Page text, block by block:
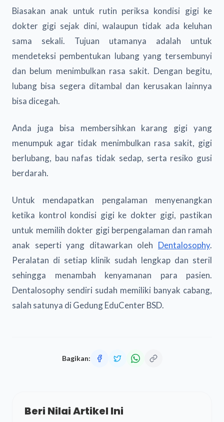
Biasakan anak untuk rutin periksa kondisi gigi ke
dokter gigi sejak dini, walaupun tidak ada keluhan
sama sekali. Tujuan utamanya adalah untuk
mendeteksi pembentukan lubang yang tersembunyi
dan belum menimbulkan rasa sakit. Dengan begitu,
lubang bisa segera ditambal dan kerusakan lainnya
bisa dicegah.
Anda juga bisa membersihkan karang gigi yang
menumpuk agar tidak menimbulkan rasa sakit, gigi
berlubang, bau nafas tidak sedap, serta resiko gusi
berdarah.
Untuk mendapatkan pengalaman menyenangkan
ketika kontrol kondisi gigi ke dokter gigi, pastikan
untuk memilih dokter gigi berpengalaman dan ramah
anak seperti yang ditawarkan oleh Dentalosophy.
Peralatan di setiap klinik sudah lengkap dan steril
sehingga menambah kenyamanan para pasien.
Dentalosophy sendiri sudah memiliki banyak cabang,
salah satunya di Gedung EduCenter BSD.
Bagikan:
Beri Nilai Artikel Ini